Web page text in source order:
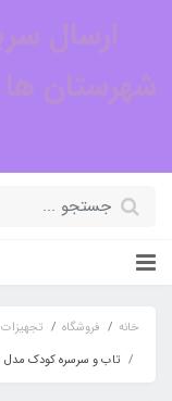
ارسال
شهرستان ها
خانه فروشگاه
تاب و سرسره کودک